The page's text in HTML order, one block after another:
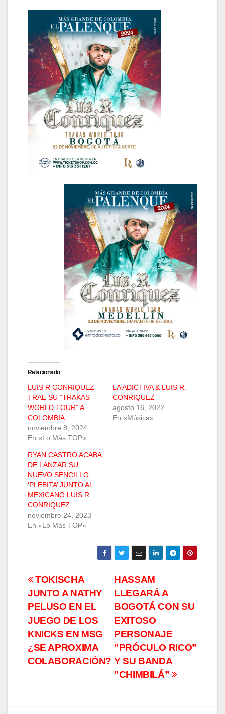
Relacionado
LUIS R CONRIQUEZ
TRAE SU ”TRAKAS
WORLD TOUR” A
COLOMBIA
noviembre 8, 2024
En «Lo Más TOP»
LA ADICTIVA & LUIS R.
CONRIQUEZ
agosto 16, 2022
En «Música»
RYAN CASTRO ACABA
DE LANZAR SU
NUEVO SENCILLO
‘PLEBITA’ JUNTO AL
MEXICANO LUIS R
CONRIQUEZ
noviembre 24, 2023
En «Lo Más TOP»
Navegación
de
entradas
HASSAM
LLEGARÁ A
BOGOTÁ CON SU
EXITOSO
PERSONAJE
”PRÓCULO RICO”
Y SU BANDA
”CHIMBILÁ”
TOKISCHA
JUNTO A NATHY
PELUSO EN EL
JUEGO DE LOS
KNICKS EN MSG
¿SE APROXIMA
COLABORACIÓN?